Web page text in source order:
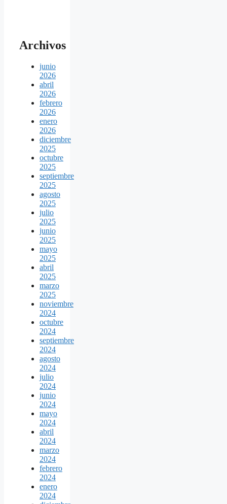
Archivos
junio
2026
abril
2026
febrero
2026
enero
2026
diciembre
2025
octubre
2025
septiembre
2025
agosto
2025
julio
2025
junio
2025
mayo
2025
abril
2025
marzo
2025
noviembre
2024
octubre
2024
septiembre
2024
agosto
2024
julio
2024
junio
2024
mayo
2024
abril
2024
marzo
2024
febrero
2024
enero
2024